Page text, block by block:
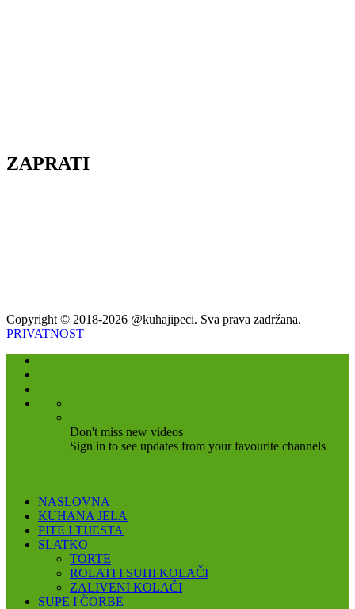
ZAPRATI
Copyright © 2018-2026 @kuhajipeci. Sva prava zadržana.
PRIVATNOST
Don't miss new videos
Sign in to see updates from your favourite channels
NASLOVNA
KUHANA JELA
PITE I TIJESTA
SLATKO
TORTE
ROLATI I SUHI KOLAČI
ZALIVENI KOLAČI
SUPE I ČORBE